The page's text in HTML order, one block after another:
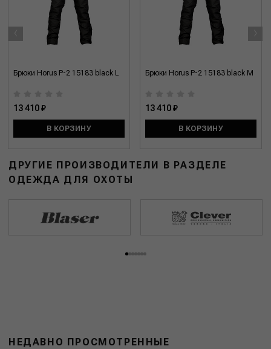
Брюки Horus P-2 15183 black L
13 410 ₽
В КОРЗИНУ
Брюки Horus P-2 15183 black M
13 410 ₽
В КОРЗИНУ
‹ ›
ДРУГИЕ ПРОИЗВОДИТЕЛИ В РАЗДЕЛЕ
ОДЕЖДА ДЛЯ ОХОТЫ
НЕДАВНО ПРОСМОТРЕННЫЕ